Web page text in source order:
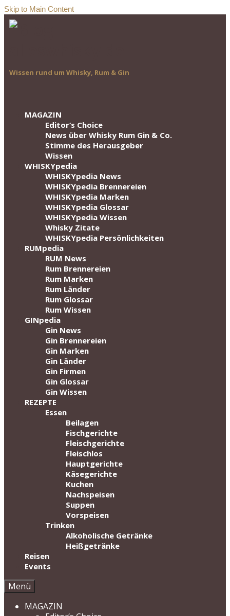
Skip to Main Content
Wissen rund um Whisky, Rum & Gin
MAGAZIN
Editor‘s Choice
News über Whisky Rum Gin & Co.
Stimme des Herausgeber
Wissen
WHISKYpedia
WHISKYpedia News
WHISKYpedia Brennereien
WHISKYpedia Marken
WHISKYpedia Glossar
WHISKYpedia Wissen
Whisky Zitate
WHISKYpedia Persönlichkeiten
RUMpedia
RUM News
Rum Brennereien
Rum Marken
Rum Länder
Rum Glossar
Rum Wissen
GINpedia
Gin News
Gin Brennereien
Gin Marken
Gin Länder
Gin Firmen
Gin Glossar
Gin Wissen
REZEPTE
Essen
Beilagen
Fischgerichte
Fleischgerichte
Fleischlos
Hauptgerichte
Käsegerichte
Kuchen
Nachspeisen
Suppen
Vorspeisen
Trinken
Alkoholische Getränke
Heißgetränke
Reisen
Events
Menü
MAGAZIN